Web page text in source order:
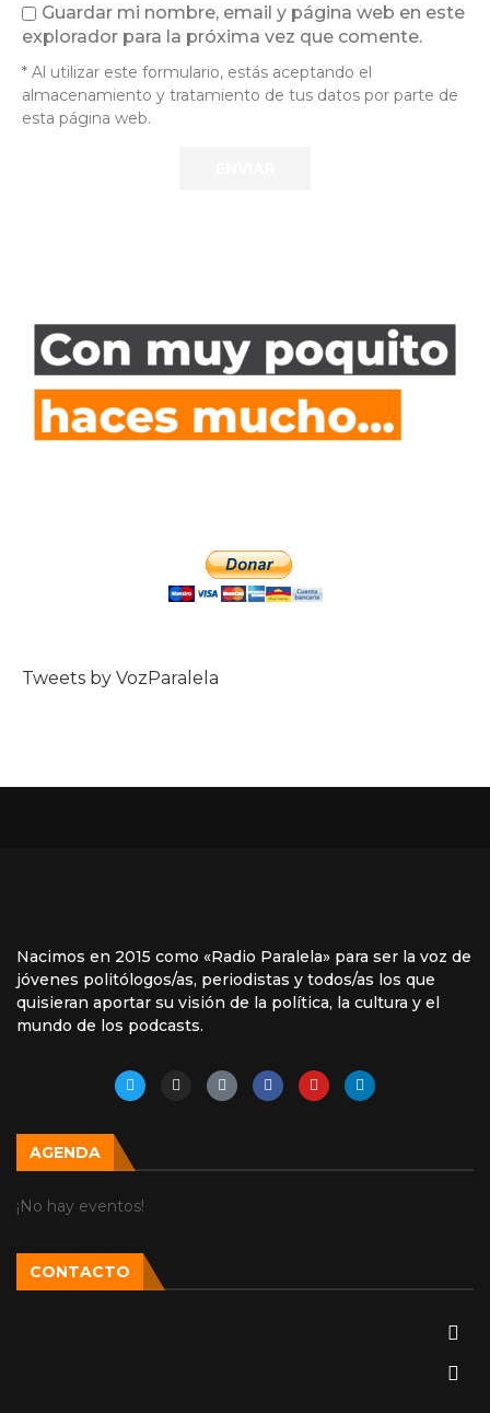
Guardar mi nombre, email y página web en este
explorador para la próxima vez que comente.
* Al utilizar este formulario, estás aceptando el
almacenamiento y tratamiento de tus datos por parte de
esta página web.
Tweets by VozParalela
Nacimos en 2015 como «Radio Paralela» para ser la voz de
jóvenes politólogos/as, periodistas y todos/as los que
quisieran aportar su visión de la política, la cultura y el
mundo de los podcasts.
AGENDA
¡No hay eventos!
CONTACTO